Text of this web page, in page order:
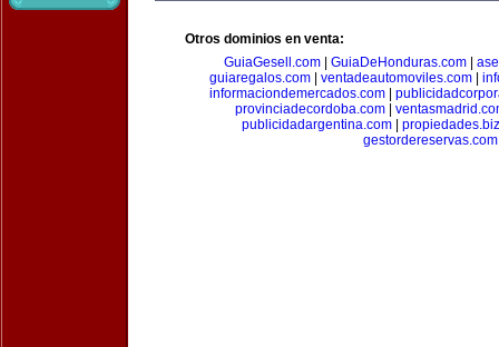
Otros dominios en venta:
GuiaGesell.com
GuiaDeHonduras.com
guiaregalos.com| ventadeautomoviles.com|
informaciondemercados.com|
provinciadecordoba.com
publicidadargentina.com| propiedades.biz
gestordereservas.com